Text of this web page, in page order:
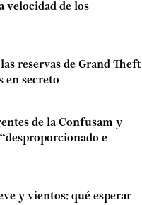
velocidad de los
reservas de Grand Theft
en secreto
de la Confusam y
e
y vientos: qué esperar